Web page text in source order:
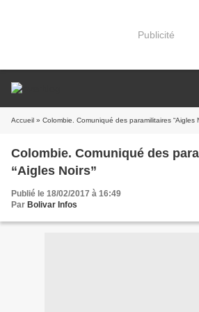
Publicité
Accueil » Colombie. Comuniqué des paramilitaires “Aigles
Colombie. Comuniqué des
“Aigles Noirs”
Publié le 18/02/2017 à 16:49
Par Bolivar Infos